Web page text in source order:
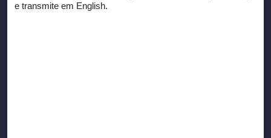
e transmite em English.